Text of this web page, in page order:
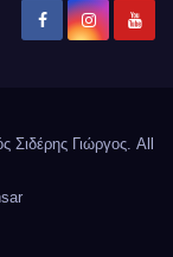
Γιώργος. All